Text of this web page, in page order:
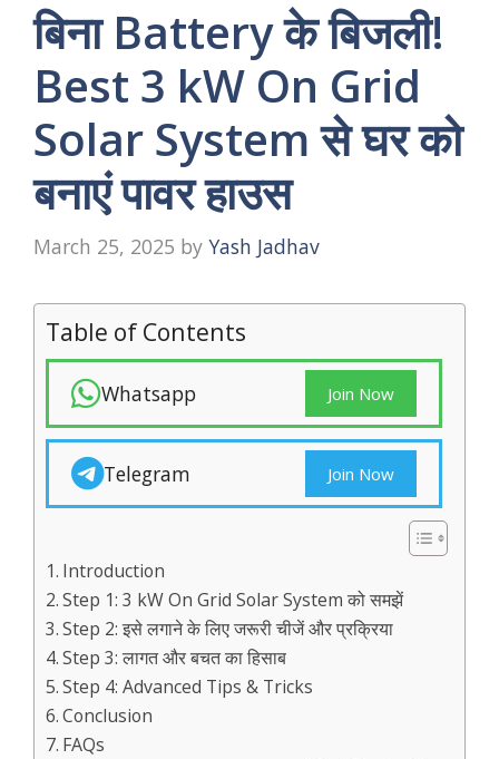
बिना Battery के बिजली!
Best 3 kW On Grid
Solar System से घर को
बनाएं पावर हाउस
March 25, 2025 by Yash Jadhav
Table of Contents
Whatsapp Join Now
Telegram Join Now
Introduction
Step 1: 3 kW On Grid Solar System को समझें
Step 2: इसे लगाने के लिए जरूरी चीजें और प्रक्रिया
Step 3: लागत और बचत का हिसाब
Step 4: Advanced Tips & Tricks
Conclusion
FAQs